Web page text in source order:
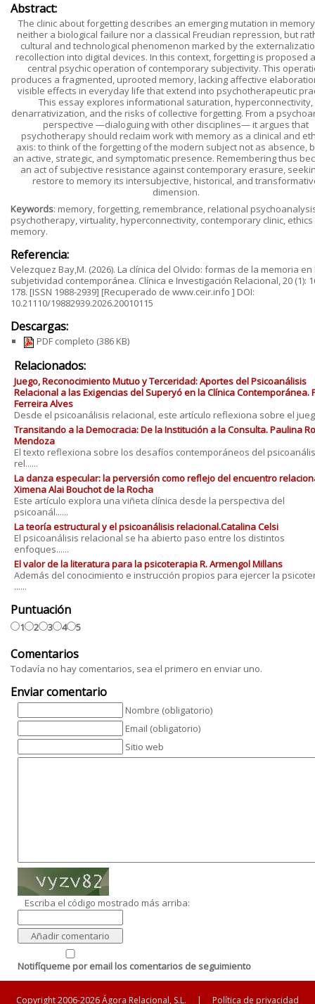
Abstract:
The clinic about forgetting describes an emerging mutation in
neither a biological failure nor a classical Freudian repression, but
cultural and technological phenomenon marked by the
recollection into digital devices. In this context, forgetting is proposed
central psychic operation of contemporary subjectivity. This
produces a fragmented, uprooted memory, lacking affective
visible effects in everyday life that extend into psychotherapeutic
This essay explores informational saturation, hyperconnectivity,
denarrativization, and the risks of collective forgetting. From a
perspective —dialoguing with other disciplines— it argues that
psychotherapy should reclaim work with memory as a clinical and
axis: to think of the forgetting of the modern subject not as absence,
an active, strategic, and symptomatic presence. Remembering thus
an act of subjective resistance against contemporary erasure,
restore to memory its intersubjective, historical, and
dimension.
Keywords: memory, forgetting, remembrance, relational
psychotherapy, virtuality, hyperconnectivity, contemporary clinic,
memory.
Referencia:
Velezquez Bay,M. (2026). La clínica del Olvido: formas de la memoria en
subjetividad contemporánea. Clínica e Investigación Relacional, 20 (1):
178. [ISSN 1988-2939] [Recuperado de www.ceir.info ] DOI:
10.21110/19882939.2026.20010115
Descargas:
PDF completo (386 KB)
Relacionados:
Juego, Reconocimiento Mutuo y Terceridad: Aportes del Psicoanálisis
Relacional a las Exigencias del Superyó en la Clínica Contemporánea.
Ferreira Alves
Desde el psicoanálisis relacional, este artículo reflexiona sobre el
Transitando a la Democracia: De la Institución a la Consulta. Paulina
Mendoza
El texto reflexiona sobre los desafíos contemporáneos del
rel......
La danza especular: la perversión como reflejo del encuentro
Ximena Alai Bouchot de la Rocha
Este artículo explora una viñeta clínica desde la perspectiva del
psicoanál......
La teoría estructural y el psicoanálisis relacional.Catalina Celsi
El psicoanálisis relacional se ha abierto paso entre los distintos
enfoques......
El valor de la literatura para la psicoterapia R. Armengol Millans
Además del conocimiento e instrucción propios para ejercer la
......
Puntuación
1 2 3 4 5
Comentarios
Todavía no hay comentarios, sea el primero en enviar uno.
Enviar comentario
Nombre (obligatorio)
Email (obligatorio)
Sitio web
Escriba el código mostrado más arriba:
Notifíqueme por email los comentarios de seguimiento
Copyright 2006-2026 Ágora Relacional, S.L. | Política de privacidad